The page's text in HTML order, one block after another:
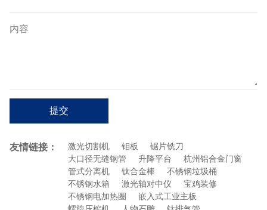
内容
提交
友情链接： 激光切割机 钼板
锯片铣刀
大口径无缝钢管
升降平台
杭州铝合金门窗
管式分离机
钛合金棒
不锈钢垃圾桶
不锈钢水箱
激光轴对中仪
宝鸡装修
不锈钢电加热圈
嵌入式工业主板